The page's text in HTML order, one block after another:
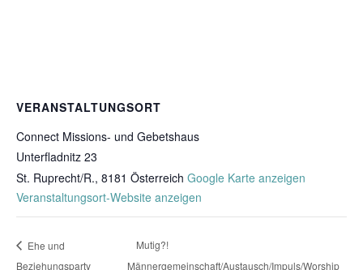
VERANSTALTUNGSORT
Connect Missions- und Gebetshaus
Unterfladnitz 23
St. Ruprecht/R., 8181 Österreich Google Karte anzeigen
Veranstaltungsort-Website anzeigen
Ehe und
Beziehungsparty
Mutig?!
Männergemeinschaft/Austausch/Impuls/Worship